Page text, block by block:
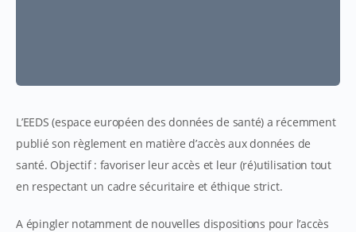
L’EEDS (espace européen des données de santé) a récemment
publié son règlement en matière d’accès aux données de
santé. Objectif : favoriser leur accès et leur (ré)utilisation tout
en respectant un cadre sécuritaire et éthique strict.
A épingler notamment de nouvelles dispositions pour l’accès